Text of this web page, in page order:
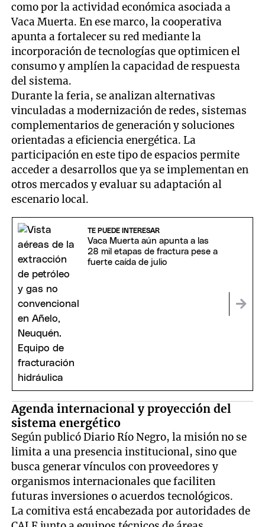
como por la actividad económica asociada a
Vaca Muerta. En ese marco, la cooperativa
apunta a fortalecer su red mediante la
incorporación de tecnologías que optimicen el
consumo y amplíen la capacidad de respuesta
del sistema.
Durante la feria, se analizan alternativas
vinculadas a modernización de redes, sistemas
complementarios de generación y soluciones
orientadas a eficiencia energética. La
participación en este tipo de espacios permite
acceder a desarrollos que ya se implementan en
otros mercados y evaluar su adaptación al
escenario local.
TE PUEDE INTERESAR
Vaca Muerta aún apunta a las
28 mil etapas de fractura pese a
fuerte caída de julio
Agenda internacional y proyección del
sistema energético
Según publicó Diario Río Negro, la misión no se
limita a una presencia institucional, sino que
busca generar vínculos con proveedores y
organismos internacionales que faciliten
futuras inversiones o acuerdos tecnológicos.
La comitiva está encabezada por autoridades de